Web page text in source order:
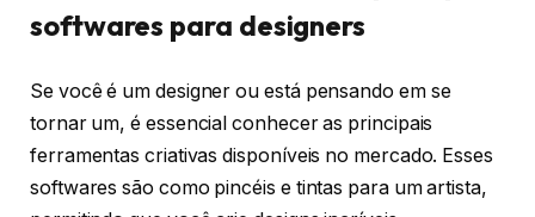
softwares para designers
Se você é um designer ou está pensando em se
tornar um, é essencial conhecer as principais
ferramentas criativas disponíveis no mercado. Esses
softwares são como pincéis e tintas para um artista,